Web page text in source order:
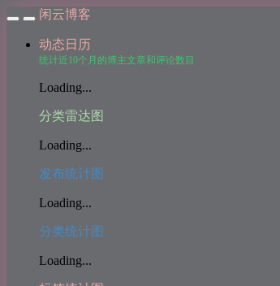
闲云博客
动态日历
统计近10个月的博主文章和评论数目
Loading...
分类雷达图
Loading...
发布统计图
Loading...
分类统计图
Loading...